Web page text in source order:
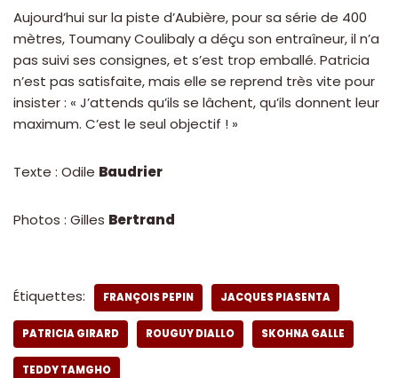
Aujourd’hui sur la piste d’Aubière, pour sa série de 400
mètres, Toumany Coulibaly a déçu son entraîneur, il n’a
pas suivi ses consignes, et s’est trop emballé. Patricia
n’est pas satisfaite, mais elle se reprend très vite pour
insister : « J’attends qu’ils se lâchent, qu’ils donnent leur
maximum. C’est le seul objectif ! »
Texte : Odile Baudrier
Photos : Gilles Bertrand
Étiquettes: FRANÇOIS PEPIN JACQUES PIASENTA
PATRICIA GIRARD ROUGUY DIALLO SKOHNA GALLE
TEDDY TAMGHO